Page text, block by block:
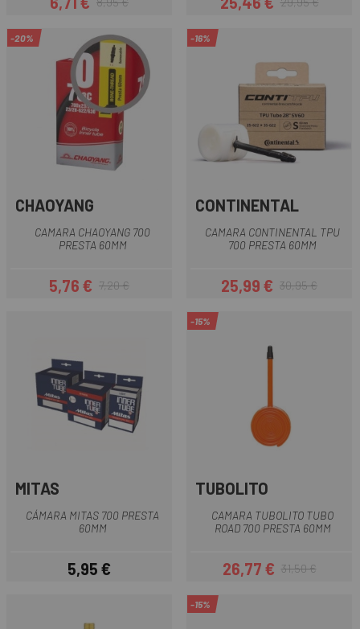
Prezzo
Prezzo base Prezzo
Prezzo base
-20%
CHAOYANG
CAMARA CHAOYANG 700
PRESTA 60MM
Prezzo
5,76 €Prezzo base
7,20 €
-16%
CONTINENTAL
CAMARA CONTINENTAL TPU
700 PRESTA 60MM
Prezzo
25,99 €Prezzo base
30,95 €
MITAS
CÁMARA MITAS 700 PRESTA
60MM
Prezzo
5,95 €
-15%
TUBOLITO
CAMARA TUBOLITO TUBO
ROAD 700 PRESTA 60MM
Prezzo
26,77 €Prezzo base
31,50 €
-15%